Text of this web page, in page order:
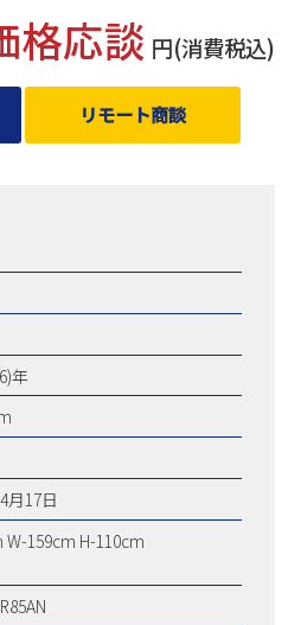
格応談 円(消費税込)
リモート商談
年
月17日
W-159cm H-110cm